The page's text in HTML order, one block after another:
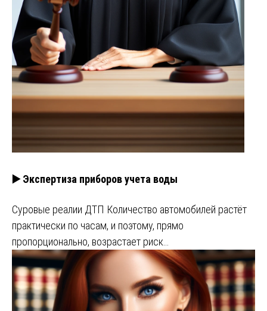
▶️ Экспертиза приборов учета воды
Суровые реалии ДТП Количество автомобилей растёт
практически по часам, и поэтому, прямо
пропорционально, возрастает риск…